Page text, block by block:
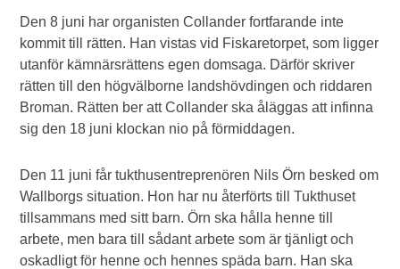
Den 8 juni har organisten Collander fortfarande inte
kommit till rätten. Han vistas vid Fiskaretorpet, som ligger
utanför kämnärsrättens egen domsaga. Därför skriver
rätten till den högvälborne landshövdingen och riddaren
Broman. Rätten ber att Collander ska åläggas att infinna
sig den 18 juni klockan nio på förmiddagen.
Den 11 juni får tukthusentreprenören Nils Örn besked om
Wallborgs situation. Hon har nu återförts till Tukthuset
tillsammans med sitt barn. Örn ska hålla henne till
arbete, men bara till sådant arbete som är tjänligt och
oskadligt för henne och hennes späda barn. Han ska